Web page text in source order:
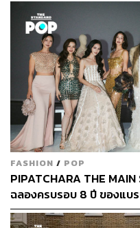
FASHION / POP
PIPATCHARA THE
ฉลองครบรอบ 8 ปี ของแบ